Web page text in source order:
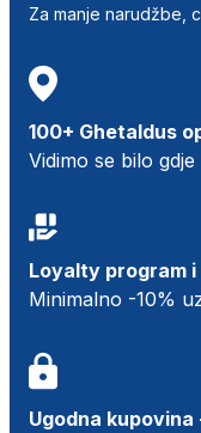
Za manje narudžbe,
100+ Ghetaldus
Vidimo se bilo
Loyalty program i
Minimalno -10%
Ugodna